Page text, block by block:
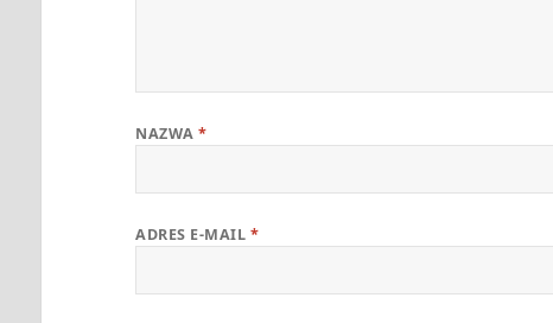
NAZWA*
ADRES E-MAIL *